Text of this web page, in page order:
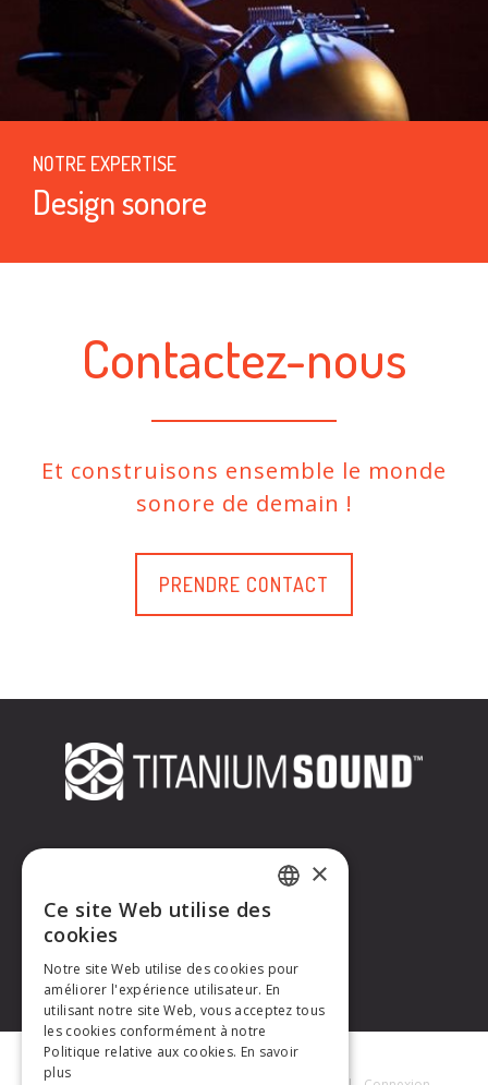
NOTRE EXPERTISE
Design sonore
Contactez-nous
Et construisons ensemble le monde
sonore de demain !
PRENDRE CONTACT
CONTACTEZ-NOUS
Titanium Sound
Tél. : +33 (0)6 32 67 07 96
E-mail :contact@titaniumsound.fr
ENGLISH
×
Ce site Web utilise des
cookies
Notre site Web utilise des cookies pour
améliorer l'expérience utilisateur. En
utilisant notre site Web, vous acceptez tous
les cookies conformément à notre
Politique relative aux cookies. En savoir
plus